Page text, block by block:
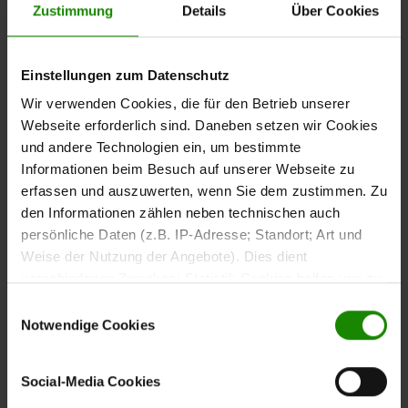
Zustimmung Details Über Cookies
Einstellungen zum Datenschutz
Wir verwenden Cookies, die für den Betrieb unserer
Webseite erforderlich sind. Daneben setzen wir Cookies
und andere Technologien ein, um bestimmte
Informationen beim Besuch auf unserer Webseite zu
erfassen und auszuwerten, wenn Sie dem zustimmen. Zu
den Informationen zählen neben technischen auch
persönliche Daten (z.B. IP-Adresse; Standort; Art und
Weise der Nutzung der Angebote). Dies dient
nutzen, indem sie Informationen sammeln und sie
anonymisiert für statistische Zwecke auszuwerten.
Marketing Cookies helfen uns, Ihnen personalisierte
Werbung anzuzeigen. Social-Media-Cookies ermöglichen
Notwendige Cookies
Social-Media Cookies
Regulärer Preis:
14.299,00 €
Preise inkl. MwSt.
Helle moderne Küche in Weiß-
Interliving Küche Serie 3081
Regulärer Preis:
6.999,00 €
Preise inkl. MwSt.
Helle moderne Küche mit Holzdekor und
Interliving Küche Serie 3111
Regulärer Preis:
8.999,00 €
Helle, freundliche Familienküche in
Interliving Küche Serie 3090